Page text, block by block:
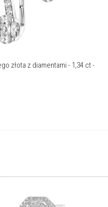
złota z diamentami - 1,34 ct -